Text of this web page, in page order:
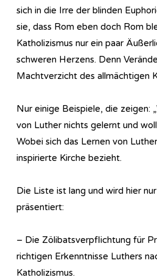
sich in die Irre der blinden
sie, dass Rom eben doch Rom
Katholizismus nur ein paar
schweren Herzens. Denn
Machtverzicht des allmächtigen
Nur einige Beispiele, die zeigen:
von Luther nichts gelernt und
Wobei sich das Lernen von
inspirierte Kirche bezieht.
Die Liste ist lang und wird hier
präsentiert:
– Die Zölibatsverpflichtung für
richtigen Erkenntnisse Luthers
Katholizismus.